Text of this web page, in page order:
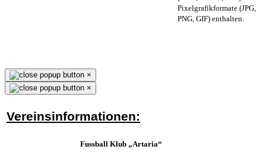
Pixelgrafikformate (JPG,
PNG, GIF) enthalten.
×
×
Vereinsinformationen:
Fussball Klub „Artaria“